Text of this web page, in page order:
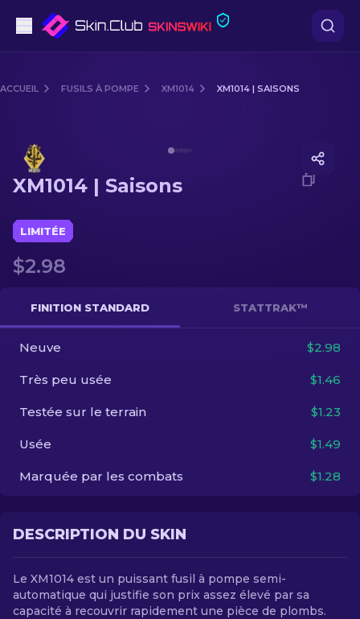
Fusils de Précision
Couteaux
Gants
Caisses
Autre
ACCUEIL FUSILS À POMPE XM1014 XM1014 | SAISONS
XM1014 | Saisons
LIMITÉE
$2.98
FINITION STANDARD STATTRAK™
Neuve $2.98
Très peu usée $1.46
Testée sur le terrain $1.23
Usée $1.49
Marquée par les combats $1.28
DESCRIPTION DU SKIN
Le XM1014 est un puissant fusil à pompe semi-
automatique qui justifie son prix assez élevé par sa
capacité à recouvrir rapidement une pièce de plombs.